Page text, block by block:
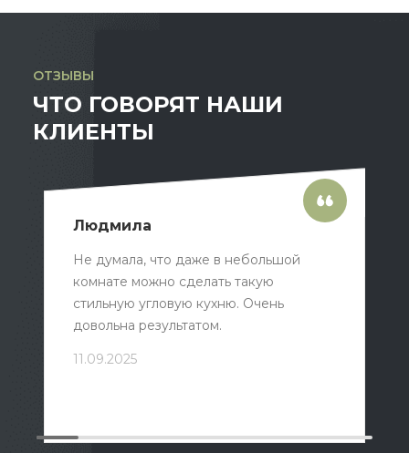
ОТЗЫВЫ
ЧТО ГОВОРЯТ НАШИ
КЛИЕНТЫ
Людмила
Не думала, что даже в небольшой
комнате можно сделать такую ​​
стильную угловую кухню. Очень
довольна результатом.
11.09.2025